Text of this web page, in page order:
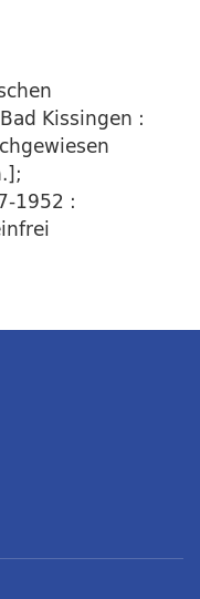
Kissingen :
1952 :